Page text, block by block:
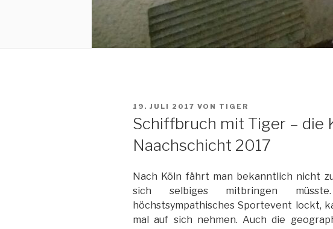
VERÖFFENTLICHT
AM
19. JULI 2017 VON TIGER
Schiffbruch mit Tiger – die
Naachschicht 2017
Nach Köln fährt man bekanntlich nicht
sich selbiges mitbringen
höchstsympathisches Sportevent lockt,
mal auf sich nehmen. Auch die